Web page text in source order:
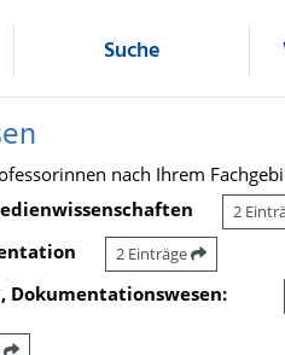
Suche
nach Ihrem
2
2 Einträge
Dokumentationswesen: